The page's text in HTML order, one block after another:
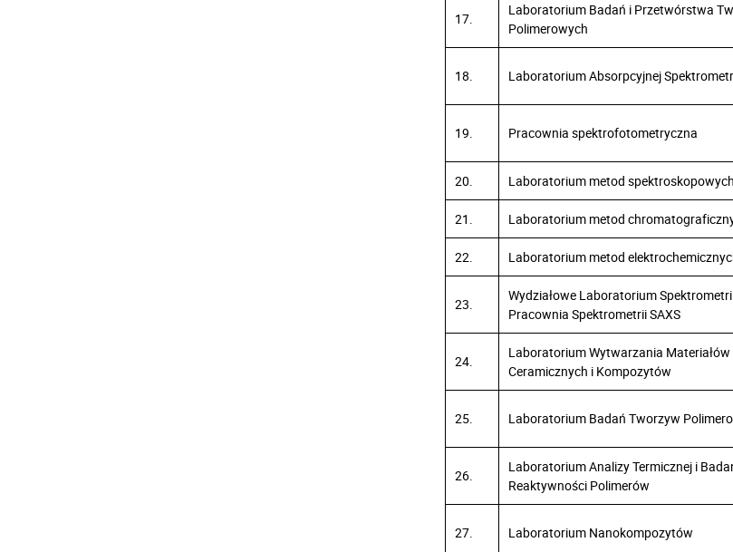
17.
Laboratorium Badań i Przetwórstwa
Polimerowych
18. Laboratorium Absorpcyjnej
19. Pracownia spektrofotometryczna
20. Laboratorium metod spektroskopowych
21. Laboratorium metod
22. Laboratorium metod
23.
Wydziałowe Laboratorium
Pracownia Spektrometrii SAXS
24.
Laboratorium Wytwarzania Materiałów
Ceramicznych i Kompozytów
25. Laboratorium Badań Tworzyw
26.
Laboratorium Analizy Termicznej i
Reaktywności Polimerów
27. Laboratorium Nanokompozytów